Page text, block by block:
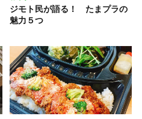
ジモト民が語る！ たまプラの
魅力５つ